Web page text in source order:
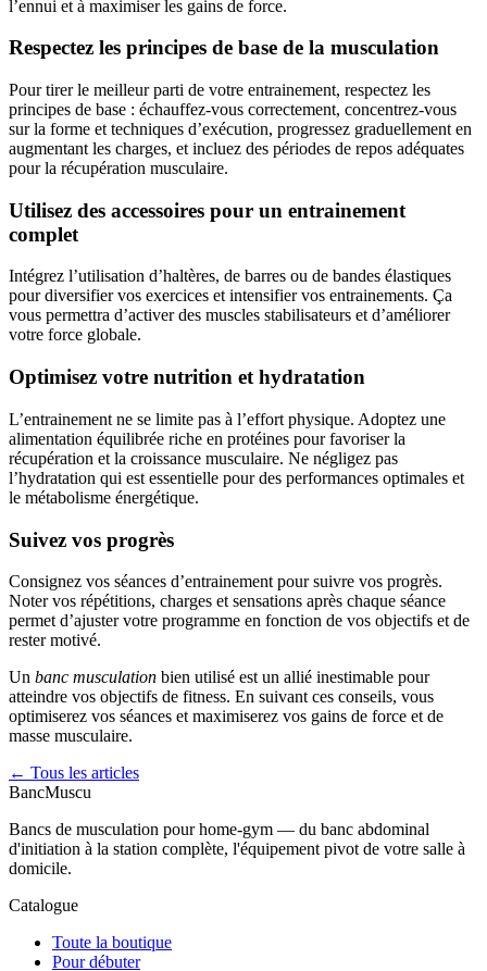
l’ennui et à maximiser les gains de force.
Respectez les principes de base de la musculation
Pour tirer le meilleur parti de votre entrainement, respectez les
principes de base : échauffez-vous correctement, concentrez-vous
sur la forme et techniques d’exécution, progressez graduellement en
augmentant les charges, et incluez des périodes de repos adéquates
pour la récupération musculaire.
Utilisez des accessoires pour un entrainement
complet
Intégrez l’utilisation d’haltères, de barres ou de bandes élastiques
pour diversifier vos exercices et intensifier vos entrainements. Ça
vous permettra d’activer des muscles stabilisateurs et d’améliorer
votre force globale.
Optimisez votre nutrition et hydratation
L’entrainement ne se limite pas à l’effort physique. Adoptez une
alimentation équilibrée riche en protéines pour favoriser la
récupération et la croissance musculaire. Ne négligez pas
l’hydratation qui est essentielle pour des performances optimales et
le métabolisme énergétique.
Suivez vos progrès
Consignez vos séances d’entrainement pour suivre vos progrès.
Noter vos répétitions, charges et sensations après chaque séance
permet d’ajuster votre programme en fonction de vos objectifs et de
rester motivé.
Un banc musculation bien utilisé est un allié inestimable pour
atteindre vos objectifs de fitness. En suivant ces conseils, vous
optimiserez vos séances et maximiserez vos gains de force et de
masse musculaire.
← Tous les articles
BancMuscu
Bancs de musculation pour home-gym — du banc abdominal
d'initiation à la station complète, l'équipement pivot de votre salle à
domicile.
Catalogue
Toute la boutique
Pour débuter